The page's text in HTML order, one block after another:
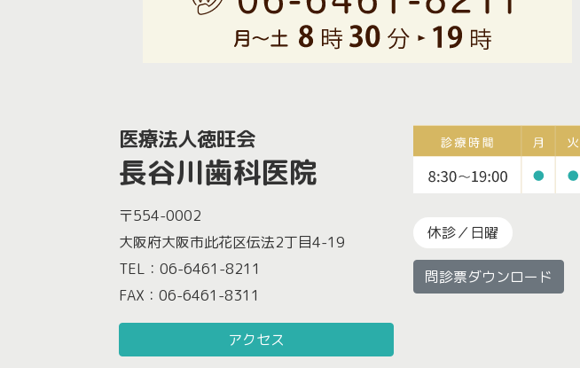
医療法人徳旺会
長谷川歯科医院
〒554-0002
大阪府大阪市此花区伝法2丁目4-19
TEL：06-6461-8211
FAX：06-6461-8311
アクセス
休診／日曜
問診票ダウンロード